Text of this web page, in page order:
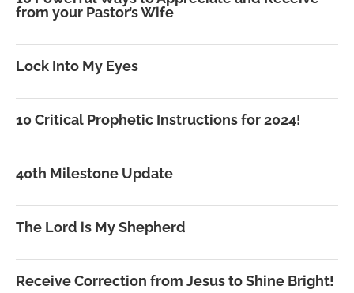
from your Pastor’s Wife
Lock Into My Eyes
10 Critical Prophetic Instructions for 2024!
40th Milestone Update
The Lord is My Shepherd
Receive Correction from Jesus to Shine Bright!